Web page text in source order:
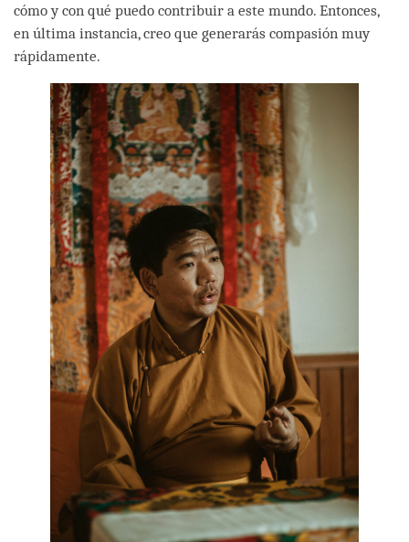
cómo y con qué puedo contribuir a este mundo. Entonces,
en última instancia, creo que generarás compasión muy
rápidamente.